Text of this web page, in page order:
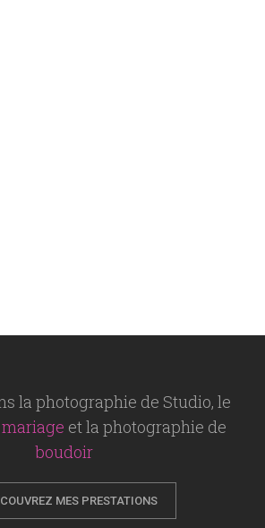
la photographie de Studio, le
et la photographie de
boudoir
MES PRESTATIONS